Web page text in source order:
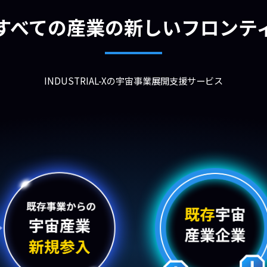
べての産業の新しいフロンテ
INDUSTRIAL-Xの宇宙事業展開支援サービス